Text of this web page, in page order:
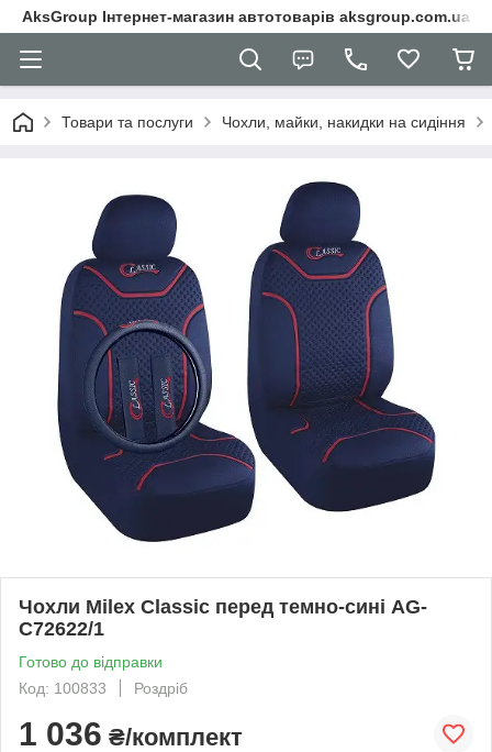
AksGroup Інтернет-магазин автотоварів aksgroup.com.ua
Товари та послуги Чохли, майки, накидки на сидіння
Чохли Milex Classic перед темно-сині AG-
C72622/1
Готово до відправки
Код: 100833
Роздріб
1 036 ₴/комплект